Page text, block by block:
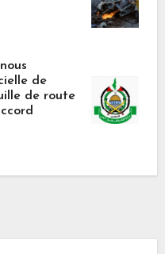
de
de route